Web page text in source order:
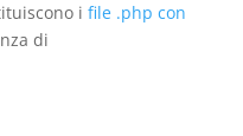
i file .php con
di